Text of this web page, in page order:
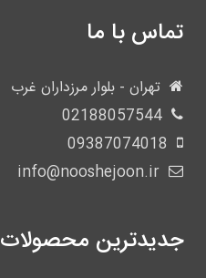
تماس با ما
تهران - بلوار مرزداران غرب
02188057544
09387074018
info@nooshejoon.ir
جدیدترین محصولات